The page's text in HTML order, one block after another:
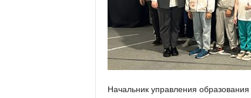
Начальник управления